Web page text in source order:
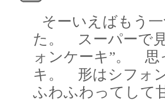
そーいえばもう
た。 スーパーで
ォンケーキ”。 思
キ。 形はシフォ
ふわふわってして